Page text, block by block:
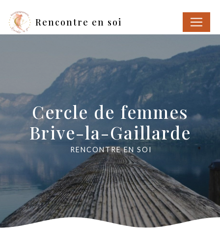
Rencontre en soi
Cercle de femmes
Brive-la-Gaillarde
RENCONTRE EN SOI